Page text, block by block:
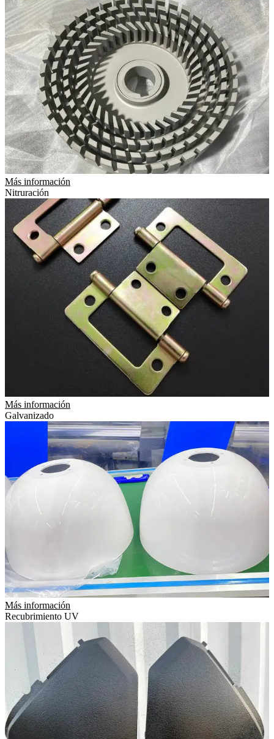
Más información
Nitruración
Más información
Galvanizado
Más información
Recubrimiento UV